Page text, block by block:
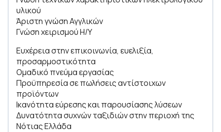
υλικού
Άριστη γνώση Αγγλικών
Γνώση χειρισμού Η/Υ
Ευχέρεια στην επικοινωνία, ευελιξία,
προσαρμοστικότητα
Ομαδικό πνεύμα εργασίας
Προϋπηρεσία σε πωλήσεις αντίστοιχων
προϊόντων
Ικανότητα εύρεσης και παρουσίασης λύσεων
Δυνατότητα συχνών ταξιδιών στην περιοχή της
Νότιας Ελλάδα